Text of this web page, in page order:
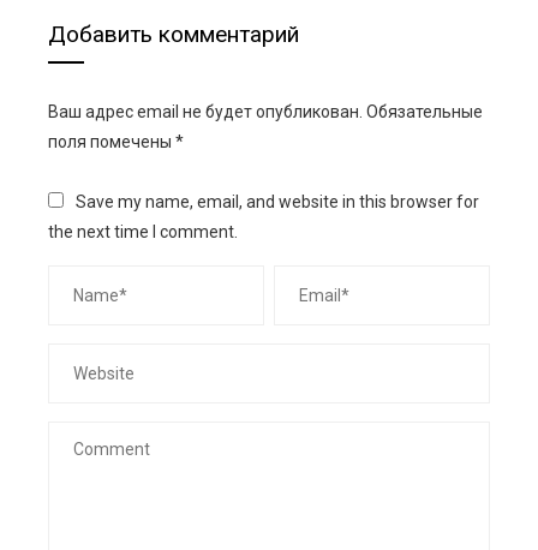
Добавить комментарий
Ваш адрес email не будет опубликован. Обязательные
поля помечены *
Save my name, email, and website in this browser for
the next time I comment.